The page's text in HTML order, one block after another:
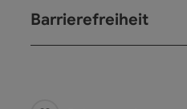
Barrierefreiheit